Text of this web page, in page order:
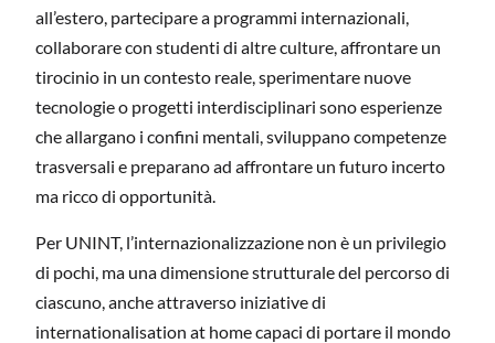
all’estero, partecipare a programmi internazionali,
collaborare con studenti di altre culture, affrontare un
tirocinio in un contesto reale, sperimentare nuove
tecnologie o progetti interdisciplinari sono esperienze
che allargano i confini mentali, sviluppano competenze
trasversali e preparano ad affrontare un futuro incerto
ma ricco di opportunità.
Per UNINT, l’internazionalizzazione non è un privilegio
di pochi, ma una dimensione strutturale del percorso di
ciascuno, anche attraverso iniziative di
internationalisation at home capaci di portare il mondo